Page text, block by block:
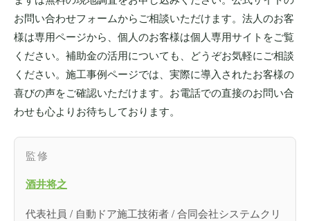
お問い合わせフォームからご相談いただけます。法人のお客
様は専用ページから、個人のお客様は個人専用サイトをご覧
ください。補助金の活用についても、どうぞお気軽にご相談
ください。施工事例ページでは、実際に導入されたお客様の
喜びの声をご確認いただけます。お電話での直接のお問い合
わせも心よりお待ちしております。
監修
酒井将之
代表社員 / 自動ドア施工技術者 / 合同会社システムクリ